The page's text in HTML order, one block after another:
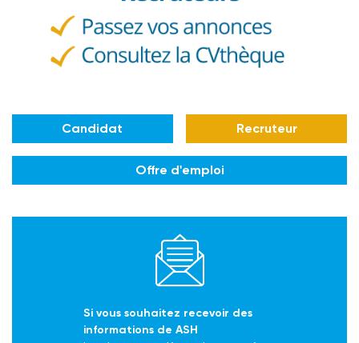
Candidat Recruteur
Offre d'emploi
Si vous souhaitez recevoir des
informations de ASH